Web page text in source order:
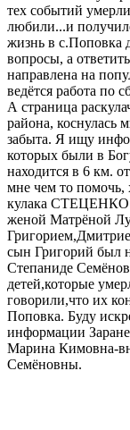
тех событий
любили...и
жизнь в с.Поповка
вопросы, а
направлена на
ведётся работа по
А страница
района, коснулась
забыта. Я ищу
которых были в
находится в 6 км.
мне чем то помочь,
кулака
женой Матрёной
сын Григорий был
Степаниде
детей,которые
говорили,что их
Поповка. Буду
информации
Марина Кимовна-
Семёновны.